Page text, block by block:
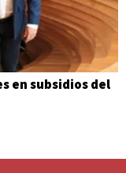
en subsidios del